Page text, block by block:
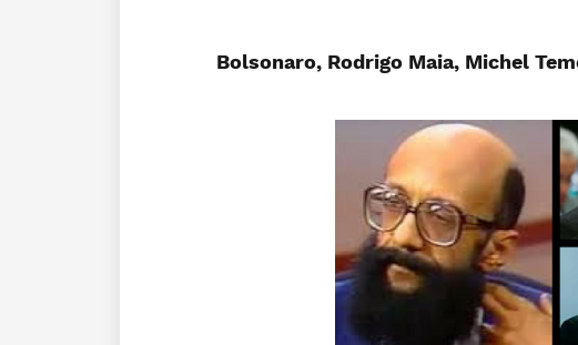
Bolsonaro, Rodrigo Maia, Michel